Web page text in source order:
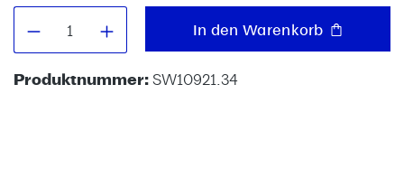
Produkt Anzahl: Gib denIn den Warenkorb
Produktnummer:SW10921.34